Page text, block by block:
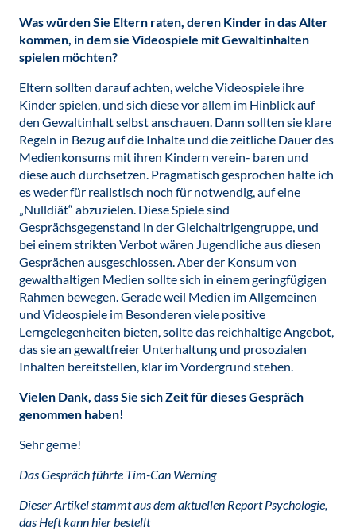
Was würden Sie Eltern raten, deren Kinder in das Alter
kommen, in dem sie Videospiele mit Gewaltinhalten
spielen möchten?
Eltern sollten darauf achten, welche Videospiele ihre
Kinder spielen, und sich diese vor allem im Hinblick auf
den Gewaltinhalt selbst anschauen. Dann sollten sie klare
Regeln in Bezug auf die Inhalte und die zeitliche Dauer des
Medienkonsums mit ihren Kindern verein- baren und
diese auch durchsetzen. Pragmatisch gesprochen halte ich
es weder für realistisch noch für notwendig, auf eine
„Nulldiät“ abzuzielen. Diese Spiele sind
Gesprächsgegenstand in der Gleichaltrigengruppe, und
bei einem strikten Verbot wären Jugendliche aus diesen
Gesprächen ausgeschlossen. Aber der Konsum von
gewalthaltigen Medien sollte sich in einem geringfügigen
Rahmen bewegen. Gerade weil Medien im Allgemeinen
und Videospiele im Besonderen viele positive
Lerngelegenheiten bieten, sollte das reichhaltige Angebot,
das sie an gewaltfreier Unterhaltung und prosozialen
Inhalten bereitstellen, klar im Vordergrund stehen.
Vielen Dank, dass Sie sich Zeit für dieses Gespräch
genommen haben!
Sehr gerne!
Das Gespräch führte Tim-Can Werning
Dieser Artikel stammt aus dem aktuellen Report Psychologie,
das Heft kann hier bestellt